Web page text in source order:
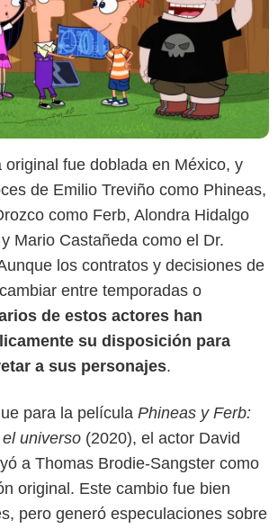
original fue doblada en México, y
de Emilio Treviño como Phineas,
como Ferb, Alondra Hidalgo
Mario Castañeda como el Dr.
los contratos y decisiones de
entre temporadas o
de estos actores han
su disposición para
a sus personajes.
para la película Phineas y Ferb:
universo (2020), el actor David
a Thomas Brodie-Sangster como
original. Este cambio fue bien
pero generó especulaciones sobre
Disney+